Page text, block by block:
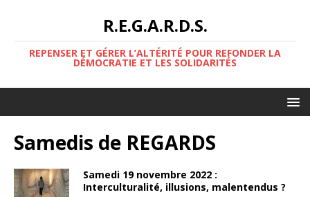
R.E.G.A.R.D.S.
REPENSER ET GÉRER L’ALTÉRITÉ POUR REFONDER LA
DÉMOCRATIE ET LES SOLIDARITÉS
Samedis de REGARDS
Samedi 19 novembre 2022 :
Interculturalité, illusions, malentendus ?